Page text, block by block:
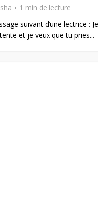
1 min de lecture
suivant d’une lectrice : Je
et je veux que tu pries...